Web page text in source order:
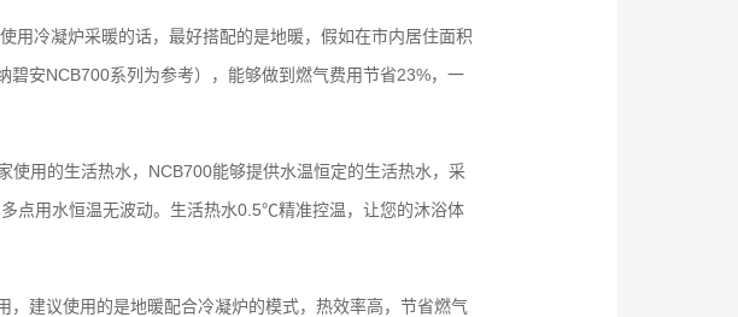
用冷凝炉采暖的话，最好搭配的是地暖，假如在市内居住面积
安NCB700系列为参考），能够做到燃气费用节省23%，一
用的生活热水，NCB700能够提供水温恒定的生活热水，采
点用水恒温无波动。生活热水0.5℃精准控温，让您的沐浴体
建议使用的是地暖配合冷凝炉的模式，热效率高，节省燃气